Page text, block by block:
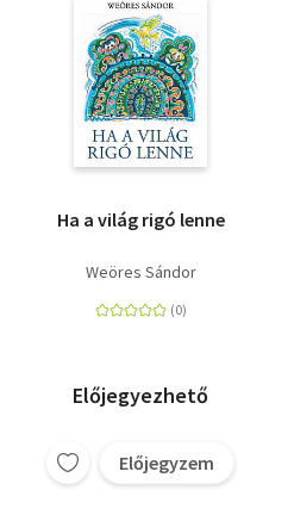
Ha a világ rigó lenne
Weöres Sándor
Előjegyezhető
Előjegyzem